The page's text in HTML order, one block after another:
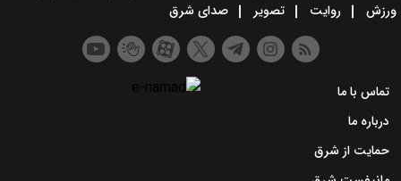
ورزش
روایت تصویر صدای شرق
تماس با ما
درباره ما
حمایت از شرق